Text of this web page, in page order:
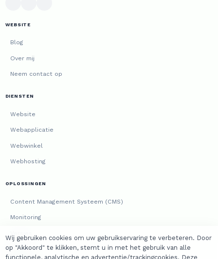
WEBSITE
Blog
Over mij
Neem contact op
DIENSTEN
Website
Webapplicatie
Webwinkel
Webhosting
OPLOSSINGEN
Content Management Systeem (CMS)
Monitoring
JURIDISCH
Wij gebruiken cookies om uw gebruikservaring te verbeteren. Door
op "Akkoord" te klikken, stemt u in met het gebruik van alle
functionele, analytische en advertentie/trackingcookies. Deze